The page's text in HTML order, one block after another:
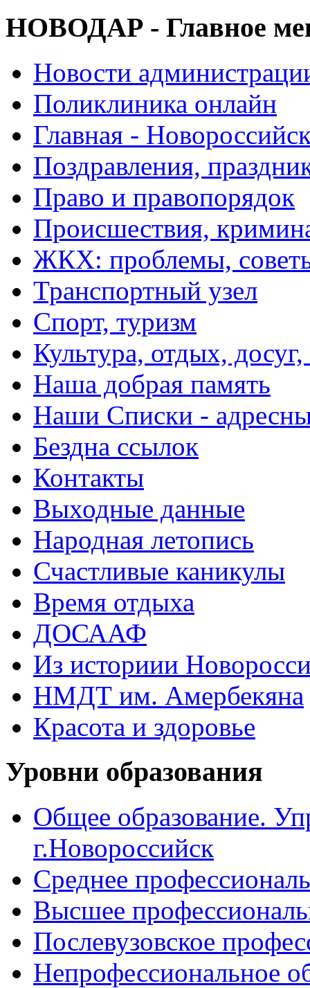
НОВОДАР - Главное
Новости
Поликлиника онлайн
Главная -
Поздравления,
Право и правопорядок
Происшествия,
ЖКХ: проблемы,
Транспортный узел
Спорт, туризм
Культура, отдых,
Наша добрая память
Наши Списки -
Бездна ссылок
Контакты
Выходные данные
Народная летопись
Счастливые каникулы
Время отдыха
ДОСААФ
Из историии
НМДТ им. Амербекяна
Красота и здоровье
Уровни образования
Общее образование.
г.Новороссийск
Среднее
Высшее
Послевузовское
Непрофессиональное